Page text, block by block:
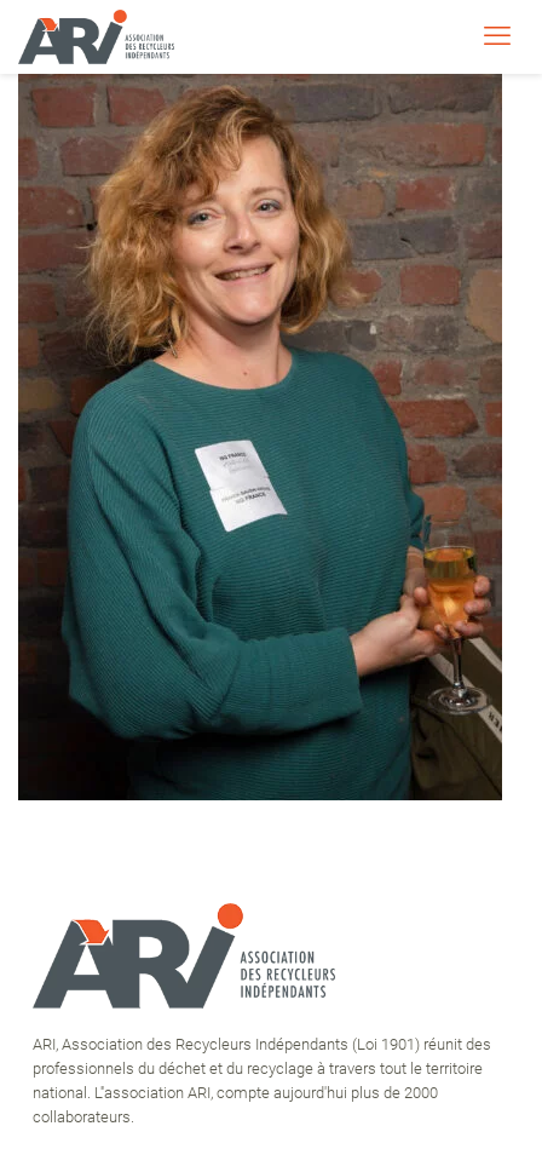
ARI, Association des Recycleurs Indépendants (Loi 1901) réunit des
professionnels du déchet et du recyclage à travers tout le territoire
national. L''association ARI, compte aujourd'hui plus de 2000
collaborateurs.